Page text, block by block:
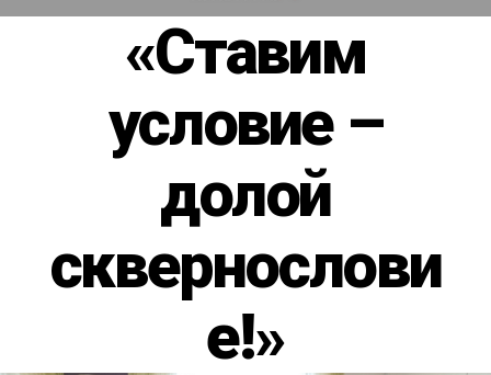
«Ставим
условие –
долой
сквернослови
е!»